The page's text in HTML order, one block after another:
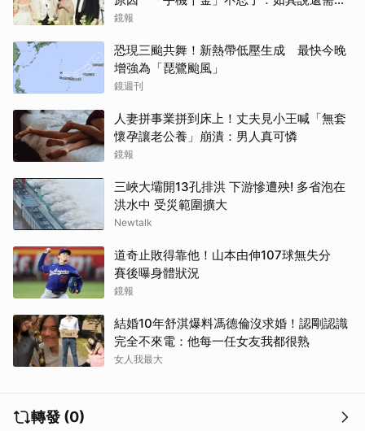
離開嗎？
鏡報
恐現三颱共舞！新熱帶低壓生成 最快今晚
增強為「琵鷺颱風」
鏡週刊
人妻拼事業拼到床上！丈夫見小王喊「無套
懷孕讓老公養」崩潰：男人真可憐
鏡報
三峽大壩開13孔排洪 下游慘遭殃! 多省泡在
洪水中 受災範圍擴大
Newtalk
道奇止敗得靠他！山本由伸107球無失分
賽後曝身體狀況
鏡報
結婚10年舒淇爆料馮德倫沒求婚！認剛認識
完全不來電：他每一任女友我都很熟
女人我最大
轉發 (0)